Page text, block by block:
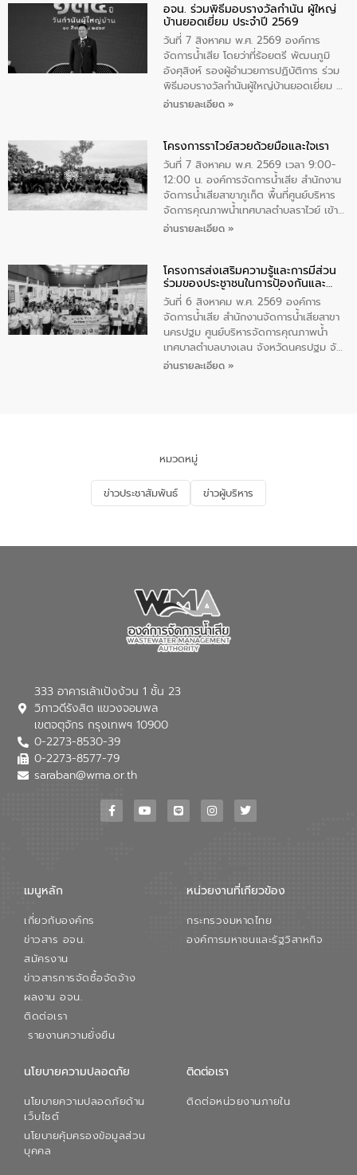
ทิพย์คำ รองผู้ว่าราชการจังหวัดมุกดาหาร
เป็นประธานในพิธี ณ เรือนจําชั่วคราวนาโสก
ตําบลนาโสก อําเภอเมืองมุกดาหาร จังหวัด
มุกดาหาร โดยในกิจกรรมได้ร่วมปลูกป่า และ
ทําความสะอาดภายในบริเวณ จัดกิจกรรม
เพื่อถวายเป็นพระราชกุศล สมเด็จพระนาง
เจ้าสิริกิติ์พระบรมราชินีนาถ พระบรมราช
อจน. ร่วมพิธีมอบรางวัลกำนัน ผู้ใหญ่
บ้านยอดเยี่ยม ประจำปี 2569
วันที่ 7 สิงหาคม พ.ศ. 2569 องค์การ
จัดการน้ำเสีย โดยว่าที่ร้อยตรี พัฒนภูมิ
อังศุสิงห์ รองผู้อำนวยการปฏิบัติการ ร่วม
พิธีมอบรางวัลกำนันผู้ใหญ่บ้านยอดเยี่ยม ณ
ทำเนียบรัฐบาล โดยมีนายอนุทิน ชาญวีรกูล
ทองคำและประกาศเกียรติคุณให้แก่ กำนัน
ผู้ใหญ่บ้านยอดเยี่ยม พร้อมกล่าวชื่นชม ให้
โอวาท และมอบนโยบาย
อ่านรายละเอียด »
โครงการราไวย์สวยด้วยมือและใจเรา
วันที่ 7 สิงหาคม พ.ศ. 2569 เวลา 9:00-
12:00 น. องค์การจัดการน้ำเสีย สำนักงาน
จัดการน้ำเสียสาขาภูเก็ต พื้นที่ศูนย์บริหาร
จัดการคุณภาพน้ำเทศบาลตำบลราไวย์ เข้า
ร่วมโครงการราไวย์สวยด้วยมือและใจเรา
ประชาชน ตัวแทนจากโรงแรมต่างๆ ในเขต
เทศบาลตำบลราไวย์ ศูนย์บริหารจัดการ
คุณภาพน้ำเทศบาลตำบลราไวย์ นำโดยนาย
น้อย แก้วเศษ ผู้จัดการสำนักงานจัดการน้ำ
เสียสาขาภูเก็ต พร้อมด้วยเจ้าหน้าที่ จำนวน
5 คน ร่วมทำกิจกรรม ทำความสะอาด
ชายหาดและแหล่งท่องเที่ยว ณ บริเวณ
อ่านรายละเอียด »
โครงการส่งเสริมความรู้และการมีส่วน
ร่วมของประชาชนในการป้องกันและ
แก้ไขปัญหาน้ำเสียอย่างยั่งยืน
วันที่ 6 สิงหาคม พ.ศ. 2569 องค์การ
จัดการน้ำเสีย สำนักงานจัดการน้ำเสียสาขา
นครปฐม ศูนย์บริหารจัดการคุณภาพน้ำ
เทศบาลตำบลบางเลน จังหวัดนครปฐม จัด
กิจกรรมภายใต้โครงการส่งเสริมความรู้และ
จัดการน้ำเสียและสร้างจิตสำนึกในการ
อนุรักษ์สิ่งแวดล้อม ในหัวข้อ “น้ำเสียชุมชน
และการบำบัดน้ำเสียเบื้องต้น” โดยให้ความรู้
เกี่ยวกับสาเหตุและผลกระทบของน้ำเสีย
ณ เทศบาลตำบลบางเลน จังหวัดนครปฐม
อ่านรายละเอียด »
หมวดหมู่
ข่าวประชาสัมพันธ์ ข่าวผู้บริหาร
333 อาคารเล้าเป้งง้วน 1 ชั้น 23
วิภาวดีรังสิต แขวงจอมพล
เขตจตุจักร กรุงเทพฯ 10900
0-2273-8530-39
0-2273-8577-79
saraban@wma.or.th
เมนูหลัก
เกี่ยวกับองค์กร
ข่าวสาร อจน.
สมัครงาน
ข่าวสารการจัดซื้อจัดจ้าง
ผลงาน อจน.
ติดต่อเรา
รายงานความยั่งยืน
หน่วยงานที่เกียวข้อง
กระทรวงมหาดไทย
องค์การมหาชนและรัฐวิสาหกิจ
นโยบายความปลอดภัย
นโยบายความปลอดภัยด้าน
เว็บไซต์
นโยบายคุ้มครองข้อมูลส่วน
บุคคล
ติดต่อเรา
ติดต่อหน่วยงานภายใน